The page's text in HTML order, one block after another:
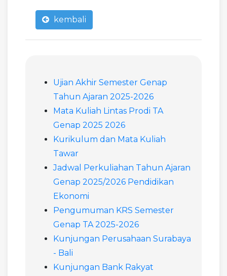
kembali
Ujian Akhir Semester Genap
Tahun Ajaran 2025-2026
Mata Kuliah Lintas Prodi TA
Genap 2025 2026
Kurikulum dan Mata Kuliah
Tawar
Jadwal Perkuliahan Tahun Ajaran
Genap 2025/2026 Pendidikan
Ekonomi
Pengumuman KRS Semester
Genap TA 2025-2026
Kunjungan Perusahaan Surabaya
- Bali
Kunjungan Bank Rakyat